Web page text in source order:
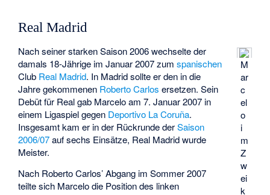
Real Madrid
M
ar
c
el
o
i
m
Z
w
ei
k
Nach seiner starken Saison 2006 wechselte der
damals 18-Jährige im Januar 2007 zumspanischen
Club Real Madrid. In Madrid sollte er den in die
Jahre gekommenen Roberto Carlos ersetzen. Sein
Debüt für Real gab Marcelo am 7. Januar 2007 in
einem Ligaspiel gegen Deportivo La Coruña.
Insgesamt kam er in der Rückrunde derSaison
2006/07auf sechs Einsätze, Real Madrid wurde
Meister.
Nach Roberto Carlos’ Abgang im Sommer 2007
teilte sich Marcelo die Position des linken